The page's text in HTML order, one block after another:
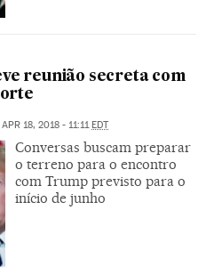
reunião secreta com
APR 18, 2018 - 11:11EDT
Conversas buscam preparar
o terreno para o encontro
com Trump previsto para o
início de junho